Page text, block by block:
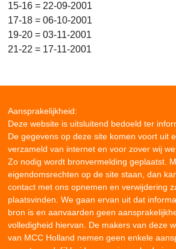
15-16 = 22-09-2001
17-18 = 06-10-2001
19-20 = 03-11-2001
21-22 = 17-11-2001
Aansprakelijkheid:
Deze website is uitsluitend bedoeld ter
De gegevens op deze site komen voort uit
verzameld van internet en voor zover wij
Zo nodig wordt bronvermelding geplaatst.
eigendomsrechten op de site staan, dan
contact met ons opnemen en verwijdering
plaatsvinden. We gaan ervan uit dat
bron is en aanvaarden geen
volledigheid hiervan. De makers van deze
van MCC Holland nemen geen enkele